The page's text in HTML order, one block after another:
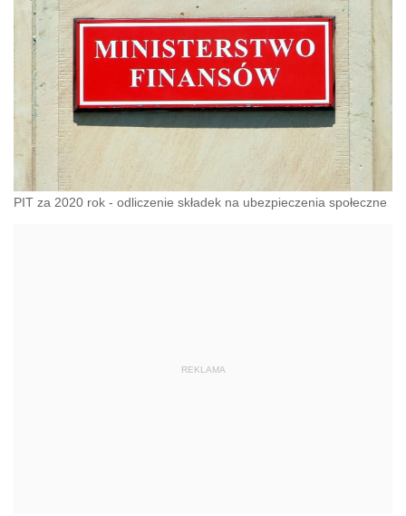
PIT za 2020 rok - odliczenie składek na ubezpieczenia społeczne